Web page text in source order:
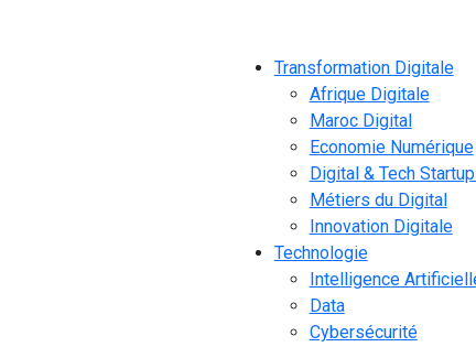
Transformation Digitale
Afrique Digitale
Maroc Digital
Economie Numérique
Digital & Tech
Métiers du Digital
Innovation Digitale
Technologie
Intelligence
Data
Cybersécurité